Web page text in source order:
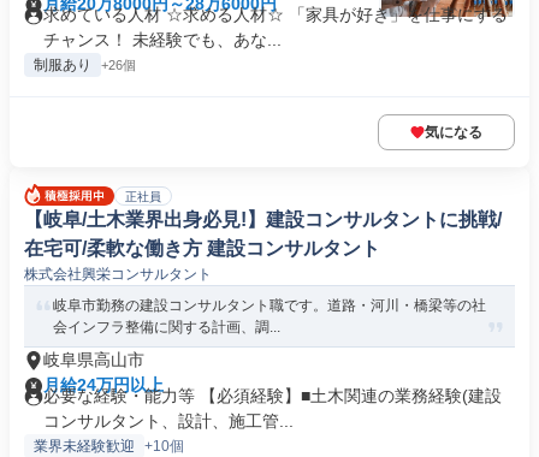
求めている人材 ☆求める人材☆ 「家具が好き」を仕事にする
チャンス！ 未経験でも、あな...
制服あり +26個
気になる
正社員
【岐阜/土木業界出身必見!】建設コンサルタントに挑戦/
在宅可/柔軟な働き方 建設コンサルタント
株式会社興栄コンサルタント
岐阜市勤務の建設コンサルタント職です。道路・河川・橋梁等の社
会インフラ整備に関する計画、調...
岐阜県高山市
月給24万円以上
必要な経験・能力等 【必須経験】■土木関連の業務経験(建設
コンサルタント、設計、施工管...
業界未経験歓迎 +10個